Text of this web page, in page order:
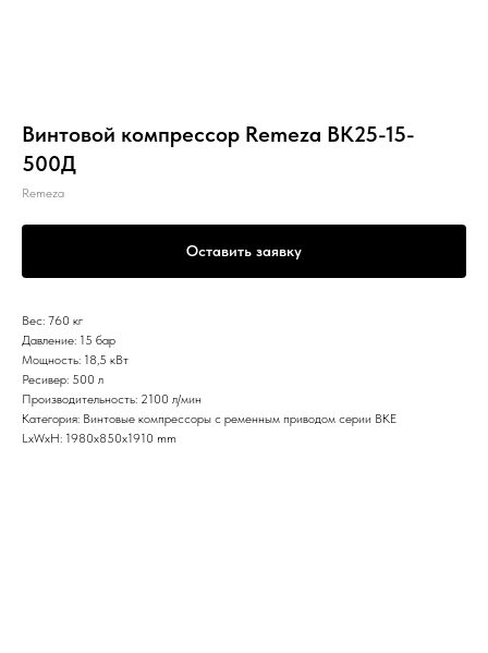
Винтовой компрессор Remeza ВК25-15-
500Д
Remeza
Оставить заявку
Вес: 760 кг
Давление: 15 бар
Мощность: 18,5 кВт
Ресивер: 500 л
Производительность: 2100 л/мин
Категория: Винтовые компрессоры с ременным приводом серии ВКЕ
LxWxH: 1980x850x1910 mm